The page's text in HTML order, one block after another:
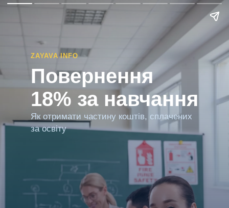
ZAYAVA INFO
Повернення
18% за навчання
Як отримати частину коштів, сплачених
за освіту